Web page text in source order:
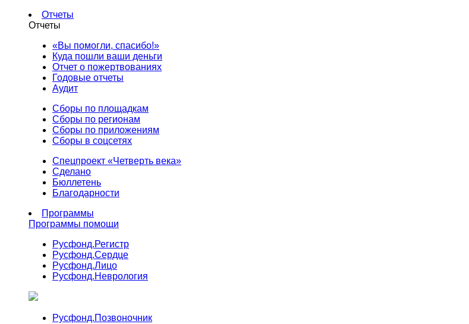
Отчеты
Отчеты
«Вы помогли, спасибо!»
Куда пошли ваши деньги
Отчет о пожертвованиях
Годовые отчеты
Аудит
Сборы по площадкам
Сборы по регионам
Сборы по приложениям
Сборы в соцсетях
Спецпроект «Четверть века»
Сделано
Бюллетень
Благодарности
Программы
Программы помощи
Русфонд.Регистр
Русфонд.Сердце
Русфонд.Лицо
Русфонд.Неврология
Русфонд.Позвоночник